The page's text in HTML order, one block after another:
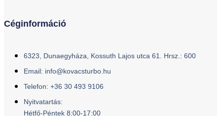
Céginformáció
6323, Dunaegyháza, Kossuth Lajos utca 61. Hrsz.: 600
Email: info@kovacsturbo.hu
Telefon: +36 30 493 9106
Nyitvatartás:
Hétfő-Péntek 8:00-17:00